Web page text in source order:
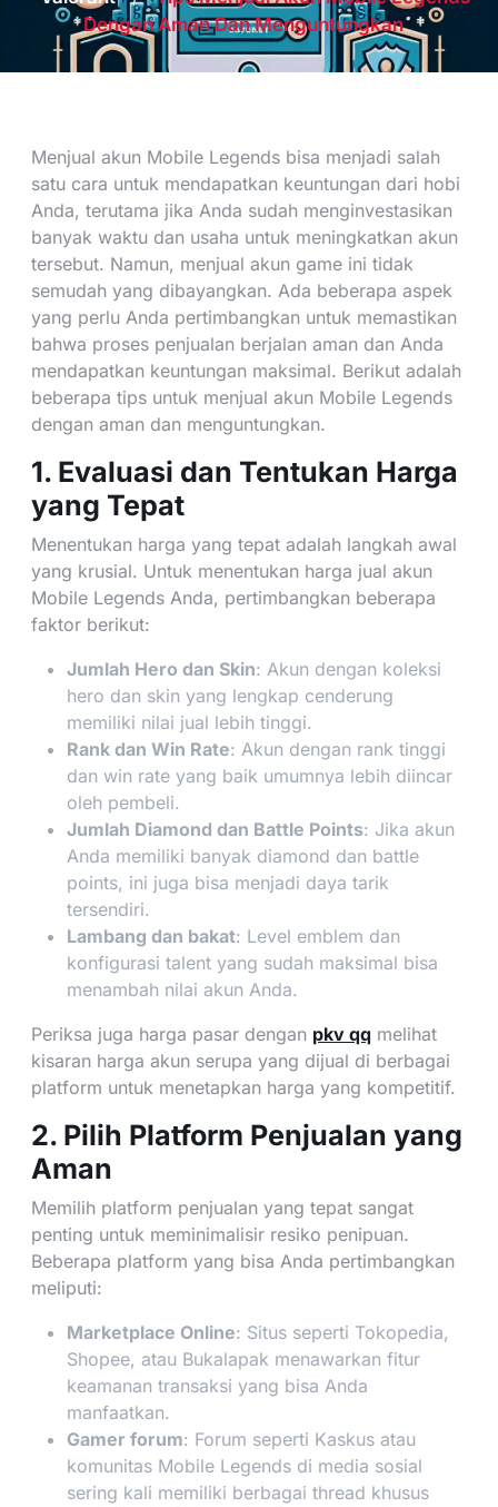
Dengan Aman Dan Menguntungkan
Menjual akun Mobile Legends bisa menjadi salah
satu cara untuk mendapatkan keuntungan dari hobi
Anda, terutama jika Anda sudah menginvestasikan
banyak waktu dan usaha untuk meningkatkan akun
tersebut. Namun, menjual akun game ini tidak
semudah yang dibayangkan. Ada beberapa aspek
yang perlu Anda pertimbangkan untuk memastikan
bahwa proses penjualan berjalan aman dan Anda
mendapatkan keuntungan maksimal. Berikut adalah
beberapa tips untuk menjual akun Mobile Legends
dengan aman dan menguntungkan.
1. Evaluasi dan Tentukan Harga
yang Tepat
Menentukan harga yang tepat adalah langkah awal
yang krusial. Untuk menentukan harga jual akun
Mobile Legends Anda, pertimbangkan beberapa
faktor berikut:
Jumlah Hero dan Skin: Akun dengan koleksi
hero dan skin yang lengkap cenderung
memiliki nilai jual lebih tinggi.
Rank dan Win Rate: Akun dengan rank tinggi
dan win rate yang baik umumnya lebih diincar
oleh pembeli.
Jumlah Diamond dan Battle Points: Jika akun
Anda memiliki banyak diamond dan battle
points, ini juga bisa menjadi daya tarik
tersendiri.
Lambang dan bakat: Level emblem dan
konfigurasi talent yang sudah maksimal bisa
menambah nilai akun Anda.
Periksa juga harga pasar dengan pkv qq melihat
kisaran harga akun serupa yang dijual di berbagai
platform untuk menetapkan harga yang kompetitif.
2. Pilih Platform Penjualan yang
Aman
Memilih platform penjualan yang tepat sangat
penting untuk meminimalisir resiko penipuan.
Beberapa platform yang bisa Anda pertimbangkan
meliputi:
Marketplace Online: Situs seperti Tokopedia,
Shopee, atau Bukalapak menawarkan fitur
keamanan transaksi yang bisa Anda
manfaatkan.
Gamer forum: Forum seperti Kaskus atau
komunitas Mobile Legends di media sosial
sering kali memiliki berbagai thread khusus